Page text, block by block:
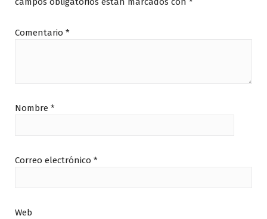
Comentario *
Nombre *
Correo electrónico *
Web